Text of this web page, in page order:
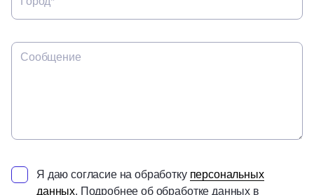
Сообщение
Я даю согласие на обработку персональных
данных. Подробнее об обработке данных в